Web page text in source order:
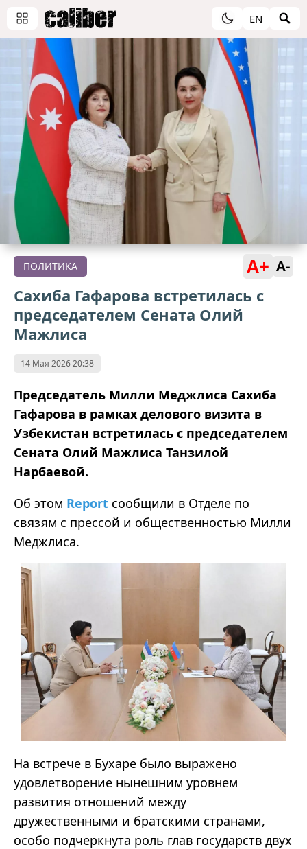
EN
ПОЛИТИКА A+ A-
Сахиба Гафарова встретилась с
председателем Сената Олий
Мажлиса
14 Мая 2026 20:38
Председатель Милли Меджлиса Сахиба
Гафарова в рамках делового визита в
Узбекистан встретилась с председателем
Сената Олий Мажлиса Танзилой
Нарбаевой.
Об этом Report сообщили в Отделе по
связям с прессой и общественностью Милли
Меджлиса.
На встрече в Бухаре было выражено
удовлетворение нынешним уровнем
развития отношений между
дружественными и братскими странами,
особо подчеркнута роль глав государств двух